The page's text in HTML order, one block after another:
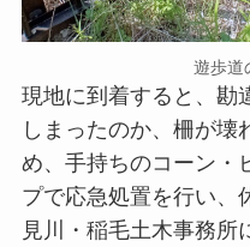
遊歩道
現地に到着すると、勘
しまったのか、柵が壊
め、手持ちのコーン・
プで応急処置を行い、
見川・稲毛土木事務所